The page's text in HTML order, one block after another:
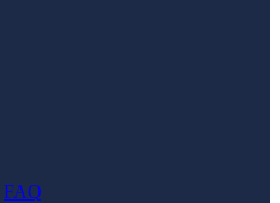
FAQ